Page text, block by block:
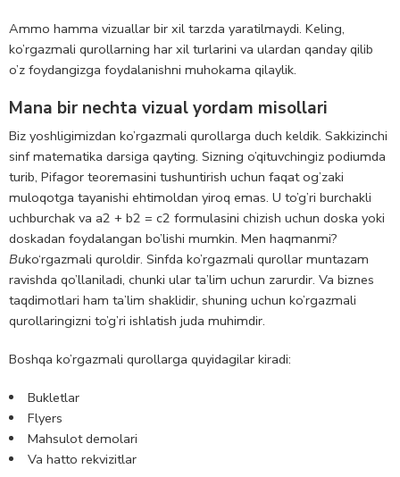
Ammo hamma vizuallar bir xil tarzda yaratilmaydi. Keling,
ko’rgazmali qurollarning har xil turlarini va ulardan qanday qilib
o’z foydangizga foydalanishni muhokama qilaylik.
Mana bir nechta vizual yordam misollari
Biz yoshligimizdan ko’rgazmali qurollarga duch keldik. Sakkizinchi
sinf matematika darsiga qayting. Sizning o’qituvchingiz podiumda
turib, Pifagor teoremasini tushuntirish uchun faqat og’zaki
muloqotga tayanishi ehtimoldan yiroq emas. U to’g’ri burchakli
uchburchak va a2 + b2 = c2 formulasini chizish uchun doska yoki
doskadan foydalangan bo’lishi mumkin. Men haqmanmi?
Buko‘rgazmali quroldir. Sinfda ko’rgazmali qurollar muntazam
ravishda qo’llaniladi, chunki ular ta’lim uchun zarurdir. Va biznes
taqdimotlari ham ta’lim shaklidir, shuning uchun ko’rgazmali
qurollaringizni to’g’ri ishlatish juda muhimdir.
Boshqa ko’rgazmali qurollarga quyidagilar kiradi:
Bukletlar
Flyers
Mahsulot demolari
Va hatto rekvizitlar